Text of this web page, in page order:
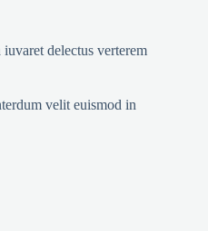
delectus verterem
velit euismod in